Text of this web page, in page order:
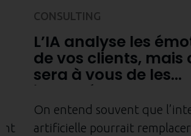
CONSULTING
L’IA analyse les
de vos clients, mais
sera à vous de les
interpréter avec
On entend souvent que
artificielle pourrait remplacer